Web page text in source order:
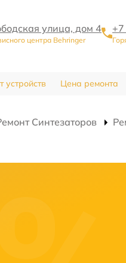
улица, дом 4
центра Behringer
устройств Цена ремонта
Синтезаторов